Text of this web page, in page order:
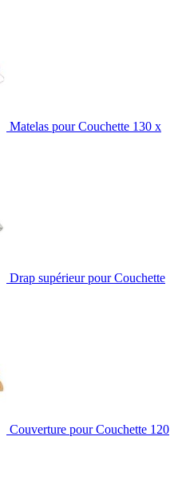
Matelas pour Couchette 130 x
Drap supérieur pour Couchette
Couverture pour Couchette 120